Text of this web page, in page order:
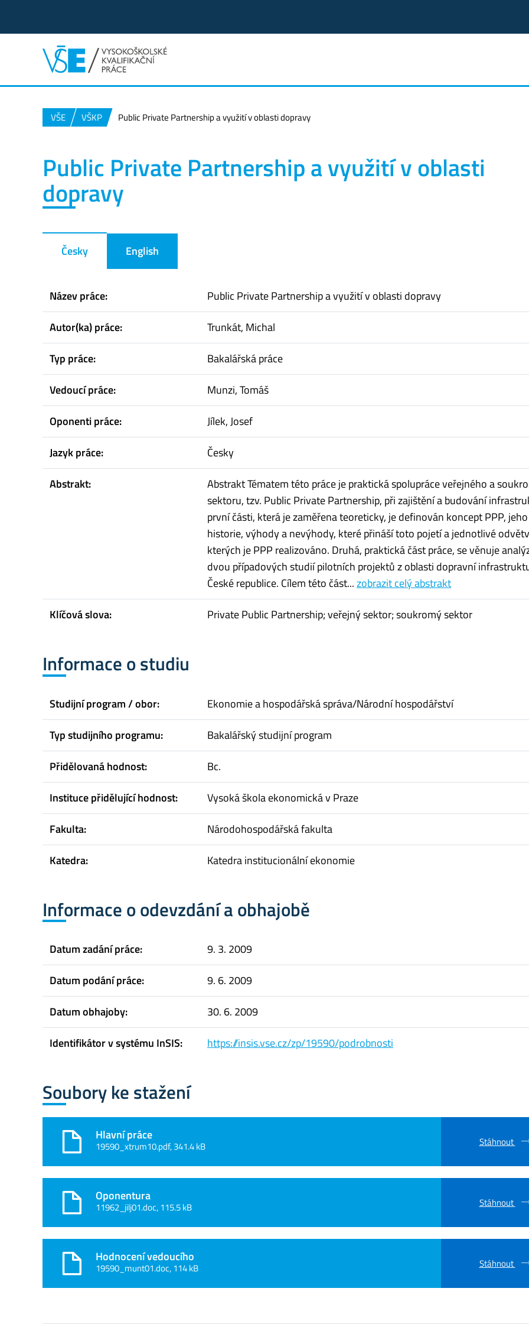
VŠE VŠKP Public Private Partnership a využití v oblasti dopravy
Public Private Partnership a využití v oblasti
dopravy
Česky English
Název práce:
Public Private Partnership a využití v oblasti dopravy
Autor(ka) práce:
Trunkát, Michal
Typ práce:
Bakalářská práce
Vedoucí práce:
Munzi, Tomáš
Oponenti práce:
Jílek, Josef
Jazyk práce:
Česky
Abstrakt:
Abstrakt Tématem této práce je praktická spolupráce veřejného a
sektoru, tzv. Public Private Partnership, při zajištění a budování
první části, která je zaměřena teoreticky, je definován koncept PPP, jeho
historie, výhody a nevýhody, které přináší toto pojetí a jednotlivé
kterých je PPP realizováno. Druhá, praktická část práce, se věnuje
dvou případových studií pilotních projektů z oblasti dopravní
České republice. Cílem této část...zobrazit celý abstrakt
Klíčová slova:
Private Public Partnership; veřejný sektor; soukromý sektor
Informace o studiu
Studijní program / obor:
Ekonomie a hospodářská správa/Národní hospodářství
Typ studijního programu:
Bakalářský studijní program
Přidělovaná hodnost:
Bc.
Instituce přidělující hodnost:
Vysoká škola ekonomická v Praze
Fakulta:
Národohospodářská fakulta
Katedra:
Katedra institucionální ekonomie
Informace o odevzdání a obhajobě
Datum zadání práce:
9. 3. 2009
Datum podání práce:
9. 6. 2009
Datum obhajoby:
30. 6. 2009
Identifikátor v systému InSIS:
https://insis.vse.cz/zp/19590/podrobnosti
Soubory ke stažení
Hlavní práce
19590_xtrum10.pdf, 341.4 kB Stáhnout
Oponentura
11962_jilj01.doc, 115.5 kB Stáhnout
Hodnocení vedoucího
19590_munt01.doc, 114 kB Stáhnout